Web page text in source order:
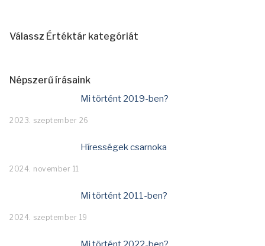
Válassz Értéktár kategóriát
Népszerű írásaink
Mi történt 2019-ben?
2023. szeptember 26
Hírességek csarnoka
2024. november 11
Mi történt 2011-ben?
2024. szeptember 19